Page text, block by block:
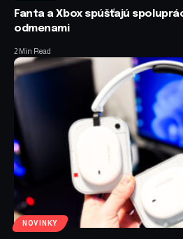
Fanta a Xbox spúšťajú
odmenami
2 Min Read
NOVINKY